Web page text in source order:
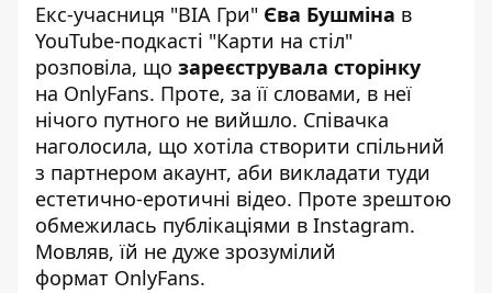
Екс-учасниця "ВІА Гри" Єва Бушміна в
YouTube-подкасті "Карти на стіл"
розповіла, що зареєструвала сторінку
на OnlyFans. Проте, за її словами, в неї
нічого путного не вийшло. Співачка
наголосила, що хотіла створити спільний
з партнером акаунт, аби викладати туди
естетично-еротичні відео. Проте зрештою
обмежилась публікаціями в Instagram.
Мовляв, їй не дуже зрозумілий
формат OnlyFans.